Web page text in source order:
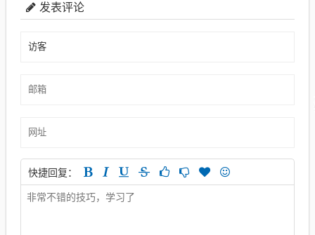
发表评论
快捷回复：